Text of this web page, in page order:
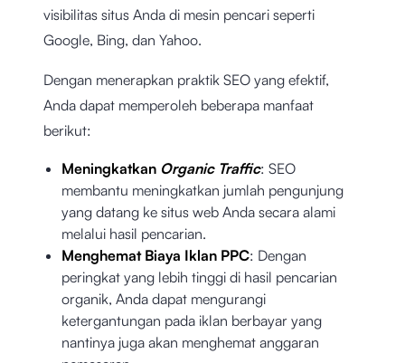
visibilitas situs Anda di mesin pencari seperti
Google, Bing, dan Yahoo.
Dengan menerapkan praktik SEO yang efektif,
Anda dapat memperoleh beberapa manfaat
berikut:
Meningkatkan Organic Traffic: SEO
membantu meningkatkan jumlah pengunjung
yang datang ke situs web Anda secara alami
melalui hasil pencarian.
Menghemat Biaya Iklan PPC: Dengan
peringkat yang lebih tinggi di hasil pencarian
organik, Anda dapat mengurangi
ketergantungan pada iklan berbayar yang
nantinya juga akan menghemat anggaran